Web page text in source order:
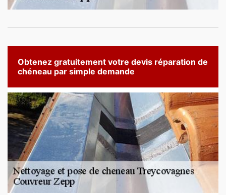
Obtenez gratuitement votre devis réparation de
chéneau par simple demande